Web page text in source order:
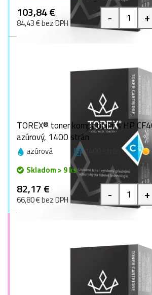
103,84 €
84,43 € bez DPH - +
TOREX® toner kompatibilní s HP
azúrový, 1400 strán
azúrová 1400 strán
Skladom > 9 ks
82,17 €
66,80 € bez DPH - +